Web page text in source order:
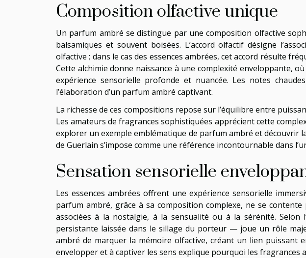
Composition olfactive unique
Un parfum ambré se distingue par une composition olfactive
balsamiques et souvent boisées. L’accord olfactif désigne
olfactive ; dans le cas des essences ambrées, cet accord résulte
Cette alchimie donne naissance à une complexité enveloppante,
expérience sensorielle profonde et nuancée. Les notes
l’élaboration d’un parfum ambré captivant.
La richesse de ces compositions repose sur l’équilibre entre
Les amateurs de fragrances sophistiquées apprécient cette
explorer un exemple emblématique de parfum ambré et découvrir
de Guerlain s’impose comme une référence incontournable dans
Sensation sensorielle
Les essences ambrées offrent une expérience sensorielle
parfum ambré, grâce à sa composition complexe, ne se
associées à la nostalgie, à la sensualité ou à la sérénité.
persistante laissée dans le sillage du porteur — joue un rôle
ambré de marquer la mémoire olfactive, créant un lien puissant
envelopper et à captiver les sens explique pourquoi les